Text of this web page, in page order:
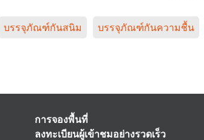
บรรจุภัณฑ์กันสนิม บรรจุภัณฑ์กันความชื้น
การจองพื้นที่
ลงทะเบียนผู้เข้าชมอย่างรวดเร็ว